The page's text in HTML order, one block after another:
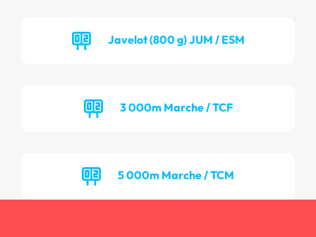
Javelot (800 g) JUM / ESM
3 000m Marche / TCF
5 000m Marche / TCM